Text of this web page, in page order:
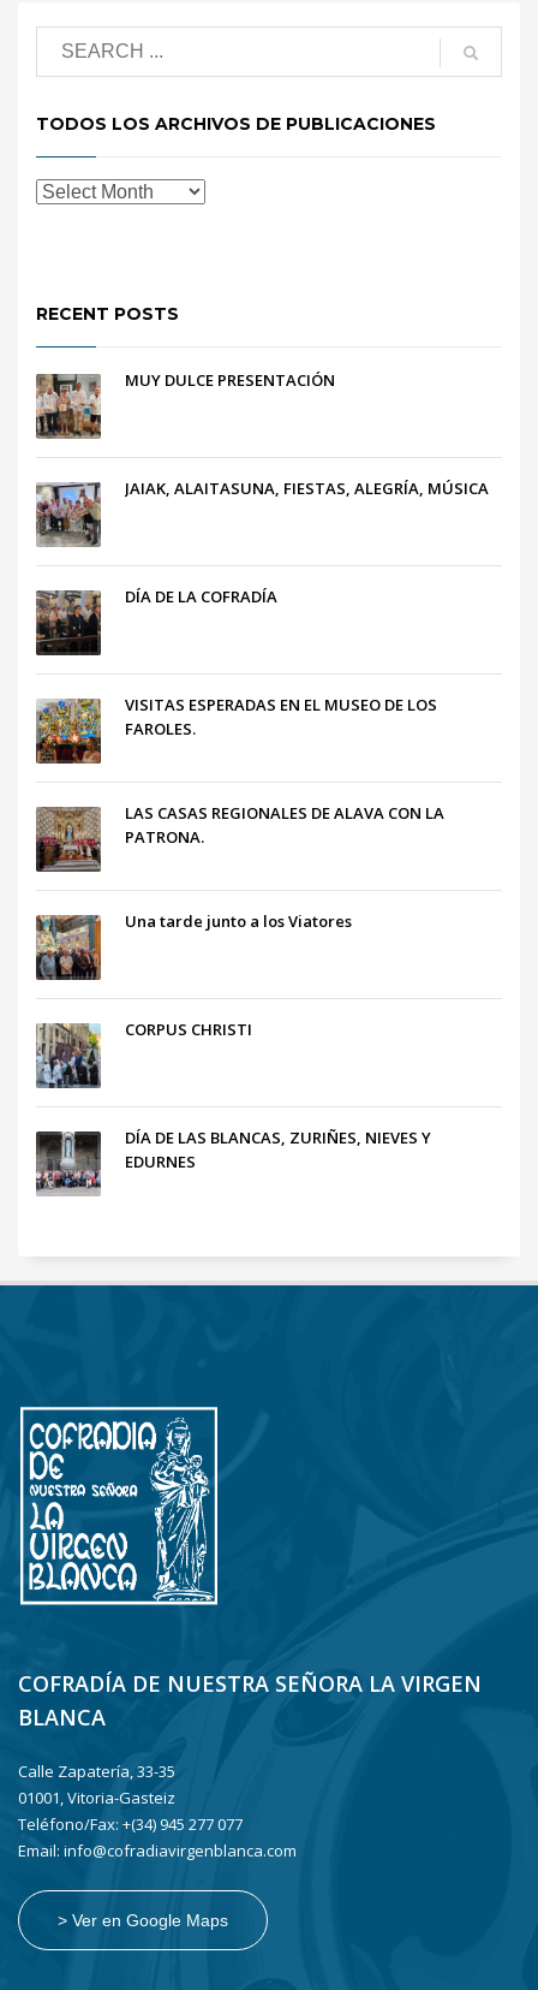
TODOS LOS ARCHIVOS DE PUBLICACIONES
RECENT POSTS
MUY DULCE PRESENTACIÓN
JAIAK, ALAITASUNA, FIESTAS, ALEGRÍA, MÚSICA
DÍA DE LA COFRADÍA
VISITAS ESPERADAS EN EL MUSEO DE LOS
FAROLES.
LAS CASAS REGIONALES DE ALAVA CON LA
PATRONA.
Una tarde junto a los Viatores
CORPUS CHRISTI
DÍA DE LAS BLANCAS, ZURIÑES, NIEVES Y
EDURNES
COFRADÍA DE NUESTRA SEÑORA LA VIRGEN
BLANCA
Calle Zapatería, 33-35
01001, Vitoria-Gasteiz
Teléfono/Fax: +(34) 945 277 077
Email: info@cofradiavirgenblanca.com
> Ver en Google Maps